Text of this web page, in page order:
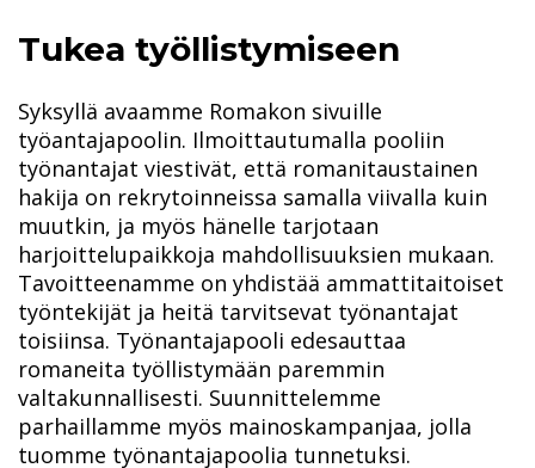
Tukea työllistymiseen
Syksyllä avaamme Romakon sivuille
työantajapoolin. Ilmoittautumalla pooliin
työnantajat viestivät, että romanitaustainen
hakija on rekrytoinneissa samalla viivalla kuin
muutkin, ja myös hänelle tarjotaan
harjoittelupaikkoja mahdollisuuksien mukaan.
Tavoitteenamme on yhdistää ammattitaitoiset
työntekijät ja heitä tarvitsevat työnantajat
toisiinsa. Työnantajapooli edesauttaa
romaneita työllistymään paremmin
valtakunnallisesti. Suunnittelemme
parhaillamme myös mainoskampanjaa, jolla
tuomme työnantajapoolia tunnetuksi.